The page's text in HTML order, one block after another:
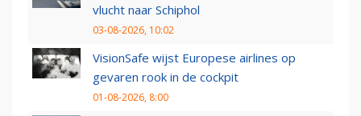
vlucht naar Schiphol
03-08-2026, 10:02
VisionSafe wijst Europese airlines op
gevaren rook in de cockpit
01-08-2026, 8:00